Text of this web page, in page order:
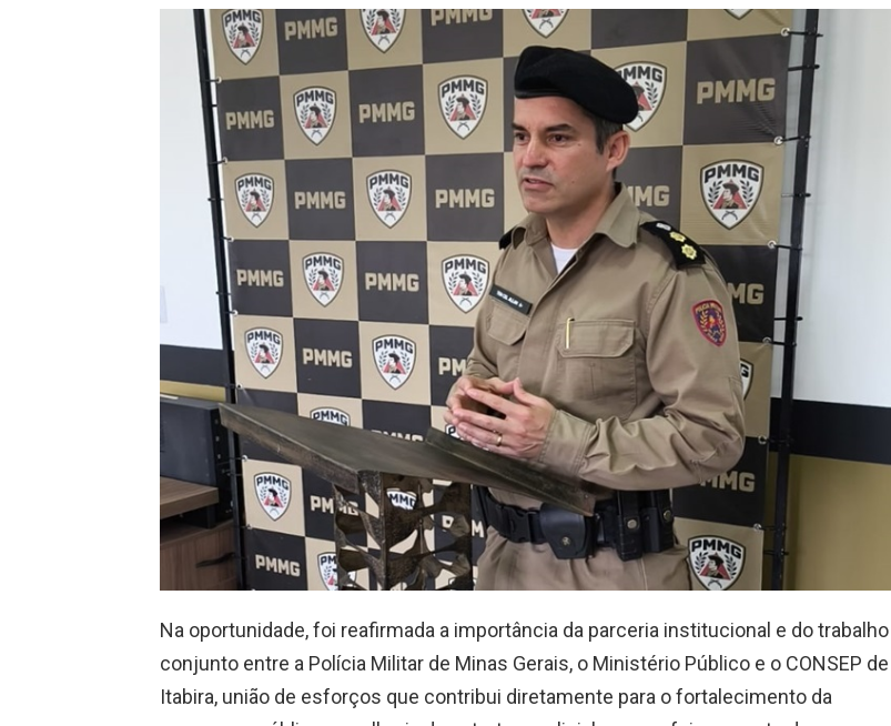
Na oportunidade, foi reafirmada a importância da parceria institucional e do trabalho
conjunto entre a Polícia Militar de Minas Gerais, o Ministério Público e o CONSEP de
Itabira, união de esforços que contribui diretamente para o fortalecimento da